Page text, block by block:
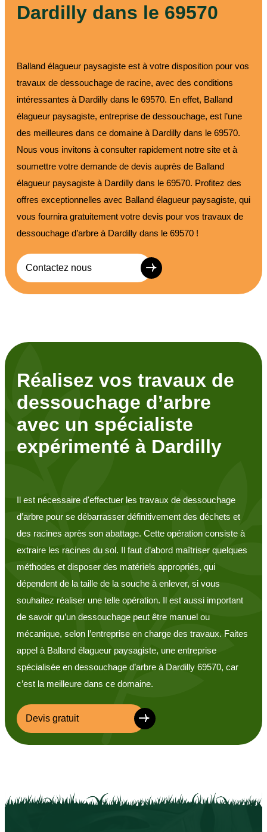
Dardilly dans le 69570
Balland élagueur paysagiste est à votre disposition pour vos
travaux de dessouchage de racine, avec des conditions
intéressantes à Dardilly dans le 69570. En effet, Balland
élagueur paysagiste, entreprise de dessouchage, est l’une
des meilleures dans ce domaine à Dardilly dans le 69570.
Nous vous invitons à consulter rapidement notre site et à
soumettre votre demande de devis auprès de Balland
élagueur paysagiste à Dardilly dans le 69570. Profitez des
offres exceptionnelles avec Balland élagueur paysagiste, qui
vous fournira gratuitement votre devis pour vos travaux de
dessouchage d’arbre à Dardilly dans le 69570 !
Contactez nous
Réalisez vos travaux de
dessouchage d’arbre
avec un spécialiste
expérimenté à Dardilly
Il est nécessaire d'effectuer les travaux de dessouchage
d’arbre pour se débarrasser définitivement des déchets et
des racines après son abattage. Cette opération consiste à
extraire les racines du sol. Il faut d’abord maîtriser quelques
méthodes et disposer des matériels appropriés, qui
dépendent de la taille de la souche à enlever, si vous
souhaitez réaliser une telle opération. Il est aussi important
de savoir qu’un dessouchage peut être manuel ou
mécanique, selon l’entreprise en charge des travaux. Faites
appel à Balland élagueur paysagiste, une entreprise
spécialisée en dessouchage d’arbre à Dardilly 69570, car
c’est la meilleure dans ce domaine.
Devis gratuit